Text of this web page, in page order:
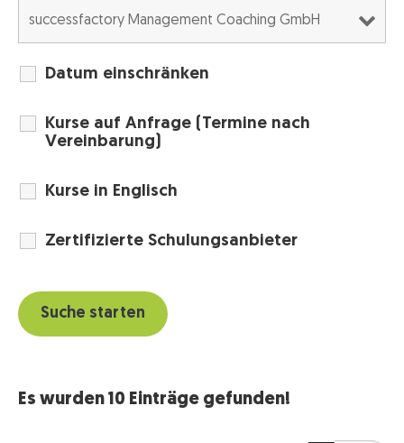
Datum einschränken
Kurse auf Anfrage (Termine nach
Vereinbarung)
Kurse in Englisch
Zertifizierte Schulungsanbieter
Es wurden 10 Einträge gefunden!